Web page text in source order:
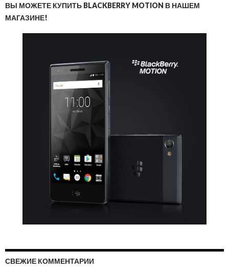
ВЫ МОЖЕТЕ КУПИТЬ BLACKBERRY MOTION В НАШЕМ
МАГАЗИНЕ!
СВЕЖИЕ КОММЕНТАРИИ